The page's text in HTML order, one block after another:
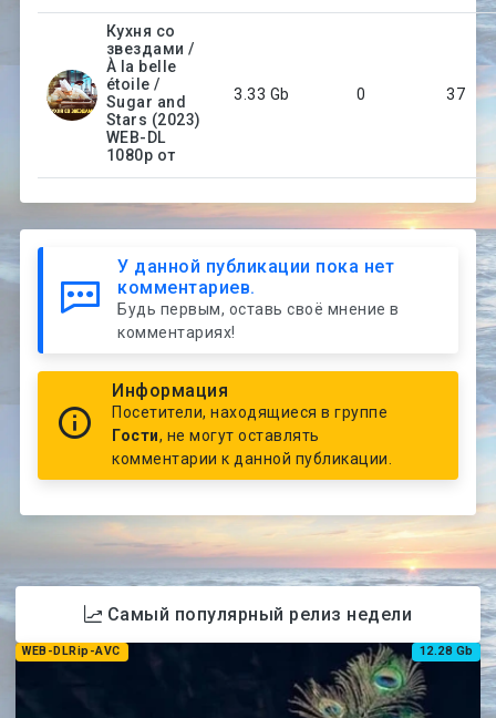
Кухня со
звездами /
À la belle
étoile /
Sugar and
Stars (2023)
WEB-DL
1080p от
3.33 Gb 0 37
У данной публикации пока нет
комментариев.
Будь первым, оставь своё мнение в
комментариях!
Информация
Посетители, находящиеся в группе
Гости, не могут оставлять
комментарии к данной публикации.
Самый популярный релиз недели
WEB-DLRip-AVC 12.28 Gb